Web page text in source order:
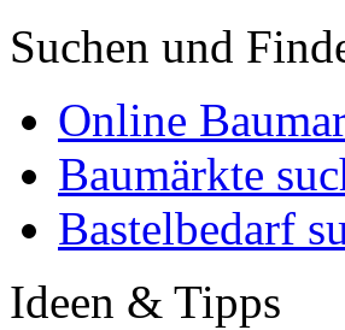
Suchen und
Online
Baumärkte
Bastelbedarf
Ideen & Tipps